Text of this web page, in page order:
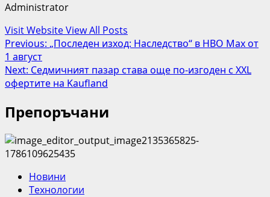
Administrator
Visit WebsiteView All Posts
Post
navigation
Previous: „Последен изход: Наследство“ в HBO Max от
1 август
Next: Седмичният пазар става още по-изгоден с XXL
офертите на Kaufland
Препоръчани
Новини
Технологии